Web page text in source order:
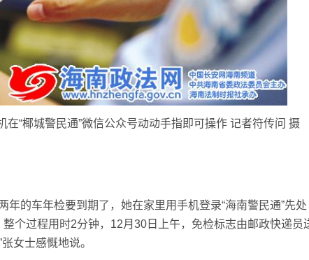
椰城警民通”微信公众号动动手指即可操作 记者符传问 摄
的车年检要到期了，她在家里用手机登录“海南警民通”先处
个过程用时2分钟，12月30日上午，免检标志由邮政快递员
女士感慨地说。